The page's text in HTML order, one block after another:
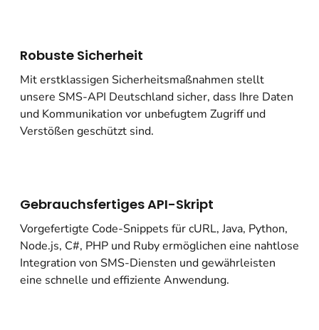
Robuste Sicherheit
Mit erstklassigen Sicherheitsmaßnahmen stellt
unsere SMS-API Deutschland sicher, dass Ihre Daten
und Kommunikation vor unbefugtem Zugriff und
Verstößen geschützt sind.
Gebrauchsfertiges API-Skript
Vorgefertigte Code-Snippets für cURL, Java, Python,
Node.js, C#, PHP und Ruby ermöglichen eine nahtlose
Integration von SMS-Diensten und gewährleisten
eine schnelle und effiziente Anwendung.